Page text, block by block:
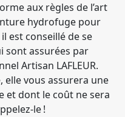
aux règles de l’art
hydrofuge pour
est conseillé de se
sont assurées par
Artisan LAFLEUR.
elle vous assurera une
et dont le coût ne sera
le !